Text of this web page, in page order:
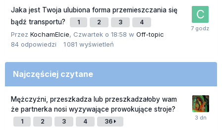
Jaka jest Twoja ulubiona forma przemieszczania się
bądź transportu?
1 2 3 4
Przez KochamElcie, Czwartek o 18:58 w Off-topic
84 odpowiedzi 1 081 wyświetleń
Najczęściej czytane
Mężczyźni, przeszkadza lub przeszkadzałoby wam
że partnerka nosi wyzywające prowokujące stroje?
1 2 3 4 36